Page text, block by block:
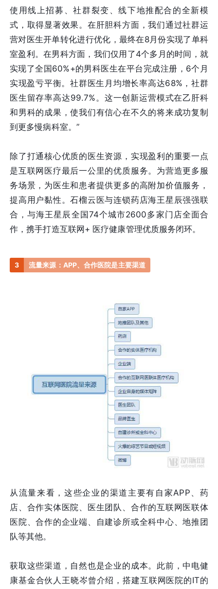
使用线上招募、社群裂变、线下地推配合的全新模
式，取得显著效果。在肝胆科方面，我们通过社群运
营对医生开单转化进行优化，最终在8月份实现了单科
室盈利。在男科方面，我们仅用了4个多月的时间，就
实现了全国60%+的男科医生在平台完成注册，6个月
实现盈亏平衡。社群医生月均增长率高达68%，社群
医生留存率高达99.7%。这一创新运营模式在乙肝科
和男科的成果，使我们有信心在不久的将来成功复制
到更多慢病科室。”
除了打通核心优质的医生资源，实现盈利的重要一点
是互联网医疗最后一公里的优质服务。为营造更多服
务场景，为医生和患者提供更多的高附加价值服务，
提高用户黏性。石榴云医与连锁药店海王星辰强强联
合，与海王星辰全国74个城市2600多家门店全面合
作，携手打造互联网+ 医疗健康管理优质服务闭环。
3 流量来源：APP、合作医院是主要渠道
从流量来看，这些企业的渠道主要有自家APP、药
店、合作实体医院、医生团队、合作的互联网医联体
医院、合作的企业端、自建诊所或全科中心、地推团
队等其他。
获取这些渠道，自然也是企业的成本。此前，中电健
康基金合伙人王晓岑曾介绍，搭建互联网医院的IT的